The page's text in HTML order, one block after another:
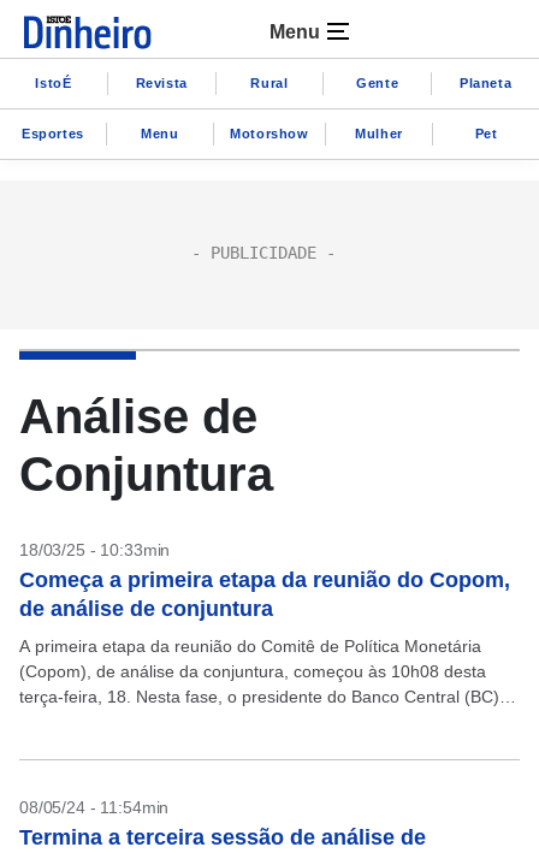
Menu
IstoÉ Revista Rural Gente Planeta
Esportes Menu Motorshow Mulher Pet
Análise de
Conjuntura
18/03/25 - 10:33min
Começa a primeira etapa da reunião do Copom,
de análise de conjuntura
A primeira etapa da reunião do Comitê de Política Monetária
(Copom), de análise da conjuntura, começou às 10h08 desta
terça-feira, 18. Nesta fase, o presidente do Banco Central (BC),
08/05/24 - 11:54min
Termina a terceira sessão de análise de